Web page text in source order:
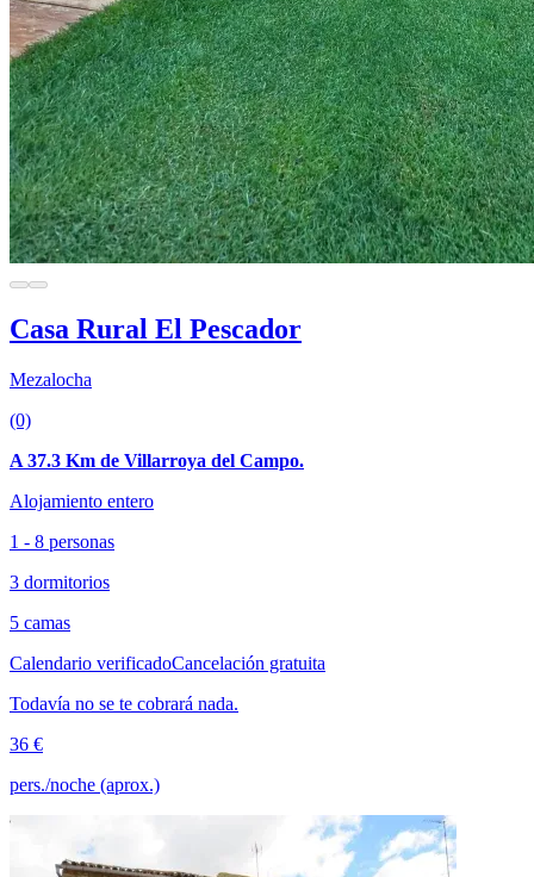
Casa Rural El Pescador
Mezalocha
(0)
A 37.3 Km de Villarroya del Campo.
Alojamiento entero
1 - 8 personas
3 dormitorios
5 camas
Calendario verificadoCancelación gratuita
Todavía no se te cobrará nada.
36 €
pers./noche (aprox.)